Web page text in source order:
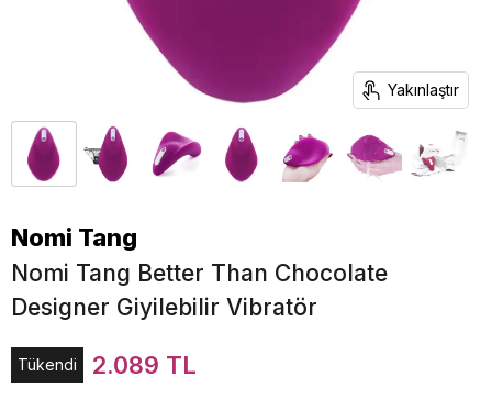
Yakınlaştır
Nomi Tang
Nomi Tang Better Than Chocolate
Designer Giyilebilir Vibratör
Tükendi 2.089 TL